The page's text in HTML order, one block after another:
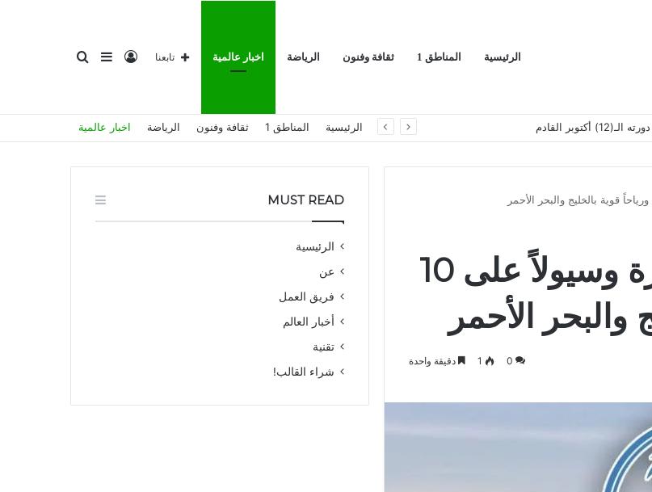
الرئيسية المناطق 1 ثقافة وفنون الرياضة اخبار عالمية
عن
إضافة
عمود
تسجيل
الدخول
تابعنا
القادم الرئيسية المناطق 1 ثقافة وفنون الرياضة اخبار عالمية
الأرصاد تتوقع أمطاراً غزيرة وسيولاً على 10
والبحر الأحمر
0
1 دقيقة واحدة
MUST READ
الرئيسية
عن
فريق العمل
أخبار العالم
تقنية
شراء القالب!